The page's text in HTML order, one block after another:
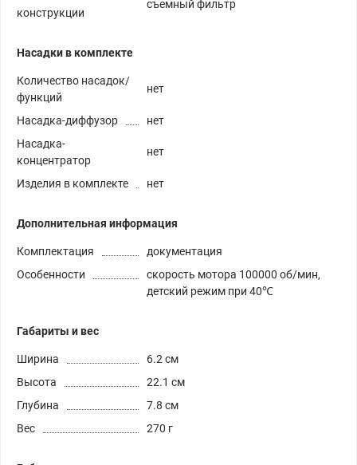
конструкции
съемный фильтр
Насадки в комплекте
Количество насадок/
функций
нет
Насадка-диффузор
нет
Насадка-
концентратор
нет
Изделия в комплекте нет
Дополнительная информация
Комплектация
документация
Особенности
скорость мотора 100000 об/мин,
детский режим при 40℃
Габариты и вес
Ширина
6.2 см
Высота
22.1 см
Глубина
7.8 см
Вес
270 г